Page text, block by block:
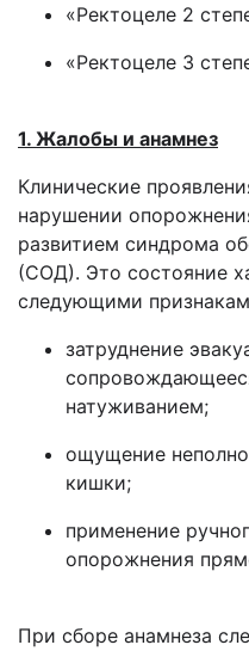
«Ректоцеле 2
«Ректоцеле 3
1. Жалобы и анамнез
Клинические
нарушении
развитием синдрома
(СОД). Это состояние
следующими
затруднение
натуживанием;
ощущение
кишки;
применение
опорожнения
При сборе анамнеза